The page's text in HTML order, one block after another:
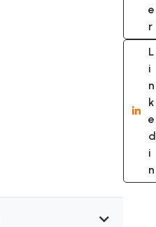
e
r
L
i
n
k
e
d
i
n